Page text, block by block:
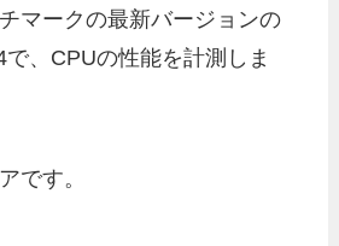
マークの最新バージョンの
、CPUの性能を計測しま
です。